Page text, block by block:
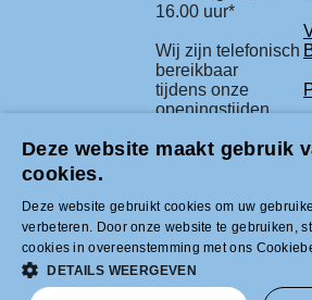
16.00 uur*
Wij zijn telefonisch
bereikbaar
tijdens onze
openingstijden.
* check voor de
agenda.
Tel +31 (0)33-2996333 |
info@modelbouwled.nl | BTW
Deze website maakt gebruik
cookies.
Deze website gebruikt cookies om uw
verbeteren. Door onze website te gebruiken,
cookies in overeenstemming met ons
DETAILS WEERGEVEN